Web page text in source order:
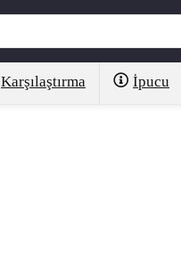
Karşılaştırma İpucu